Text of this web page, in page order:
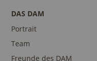
DAS DAM
Portrait
Team
Freunde des DAM